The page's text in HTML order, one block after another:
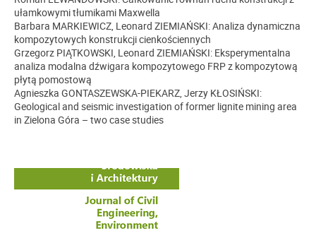
ułamkowymi tłumikami Maxwella
Barbara MARKIEWICZ, Leonard ZIEMIAŃSKI: Analiza dynamiczna
kompozytowych konstrukcji cienkościennych
Grzegorz PIĄTKOWSKI, Leonard ZIEMIAŃSKI: Eksperymentalna
analiza modalna dźwigara kompozytowego FRP z kompozytową
płytą pomostową
Agnieszka GONTASZEWSKA-PIEKARZ, Jerzy KŁOSIŃSKI:
Geological and seismic investigation of former lignite mining area
in Zielona Góra – two case studies